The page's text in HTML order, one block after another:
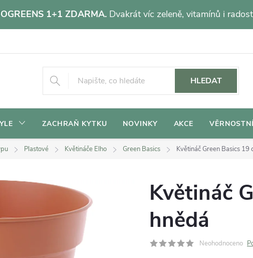
1+1 ZDARMA. Dvakrát víc zeleně, vitamínů i
HLEDAT
ZACHRAŇ KYTKU NOVINKY AKCE
Plastové Květináče Elho Green Basics Květináč Green Basics 19
Květináč
hnědá
Neohodnoceno